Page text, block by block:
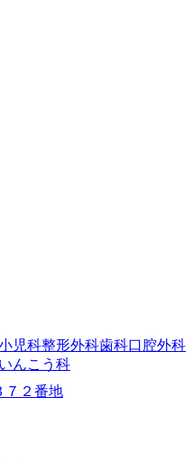
児科整形外科歯科口腔外科
んこう科
７２番地